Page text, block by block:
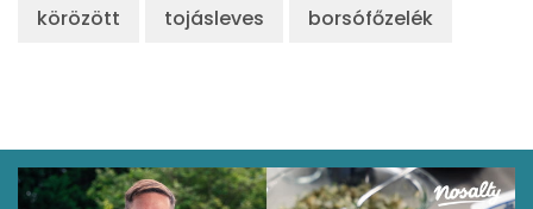
körözött tojásleves borsófőzelék